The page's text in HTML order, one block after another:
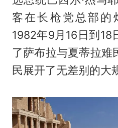
客在长枪党总部的
1982年9月16日到18
了萨布拉与夏蒂拉难
民展开了无差别的大